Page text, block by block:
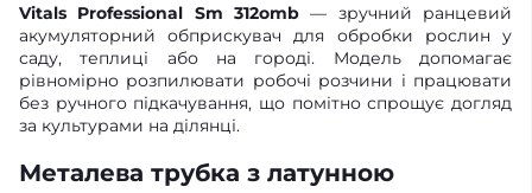
Vitals Professional Sm 312omb — зручний ранцевий
акумуляторний обприскувач для обробки рослин у
саду, теплиці або на городі. Модель допомагає
рівномірно розпилювати робочі розчини і працювати
без ручного підкачування, що помітно спрощує догляд
за культурами на ділянці.
Металева трубка з латунною